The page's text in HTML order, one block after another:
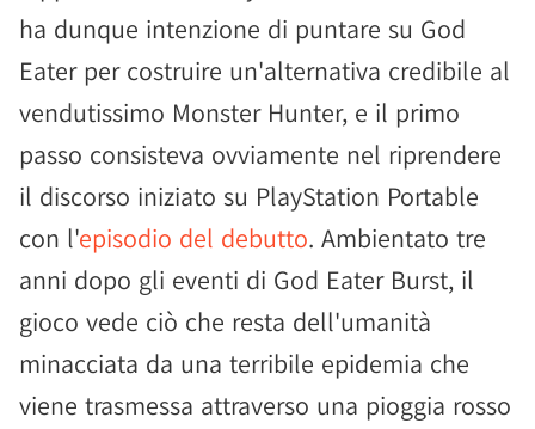
ha dunque intenzione di puntare su God
Eater per costruire un'alternativa credibile al
vendutissimo Monster Hunter, e il primo
passo consisteva ovviamente nel riprendere
il discorso iniziato su PlayStation Portable
con l'episodio del debutto. Ambientato tre
anni dopo gli eventi di God Eater Burst, il
gioco vede ciò che resta dell'umanità
minacciata da una terribile epidemia che
viene trasmessa attraverso una pioggia rosso